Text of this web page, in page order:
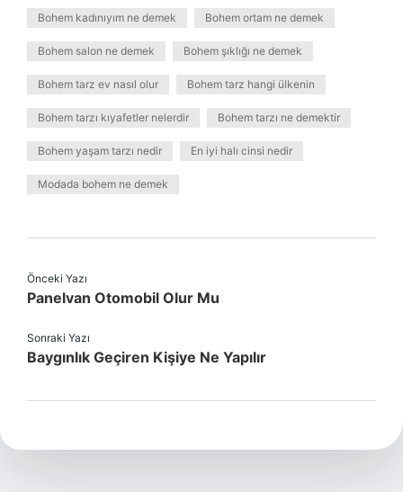
Bohem kadınıyım ne demek Bohem ortam ne demek
Bohem salon ne demek Bohem şıklığı ne demek
Bohem tarz ev nasıl olur Bohem tarz hangi ülkenin
Bohem tarzı kıyafetler nelerdir Bohem tarzı ne demektir
Bohem yaşam tarzı nedir En iyi halı cinsi nedir
Modada bohem ne demek
Önceki Yazı
Panelvan Otomobil Olur Mu
Sonraki Yazı
Baygınlık Geçiren Kişiye Ne Yapılır